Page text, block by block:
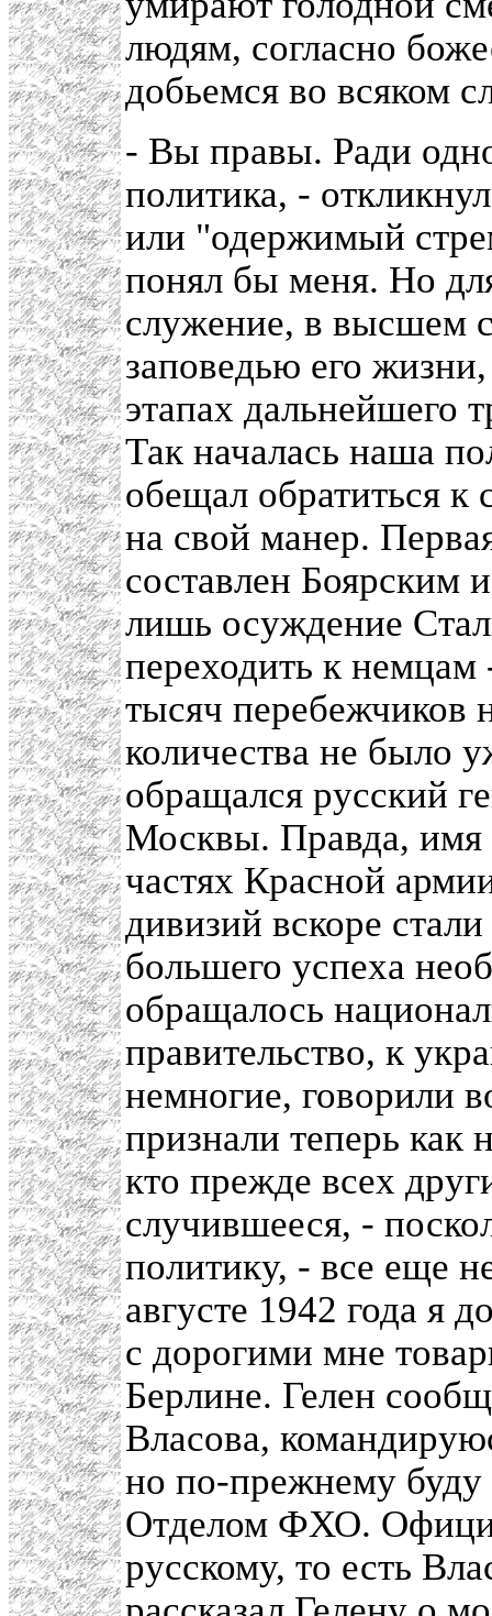
людям, согласно
добьемся во всяком
- Вы правы. Ради
политика, -
или "одержимый
понял бы меня. Но
служение, в высшем
заповедью его
этапах дальнейшего
Так началась наша
обещал обратиться
на свой манер.
составлен
лишь осуждение
переходить к
тысяч перебежчиков
количества не было
обращался русский
Москвы. Правда, имя
частях Красной
дивизий вскоре
большего успеха
обращалось
правительство, к
немногие, говорили
признали теперь
кто прежде всех
случившееся, -
политику, - все еще
августе 1942 года я
с дорогими мне
Берлине. Гелен
Власова,
но по-прежнему
Отделом ФХО.
русскому, то есть